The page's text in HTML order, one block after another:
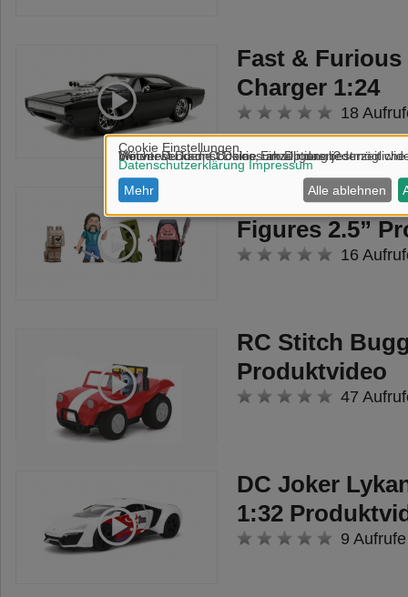
Fast & Furious
Charger 1:24
18
Minecraft
Figures 2.5”
16
RC Stitch
Produktvideo
47
DC Joker
1:32
9 Aufrufe